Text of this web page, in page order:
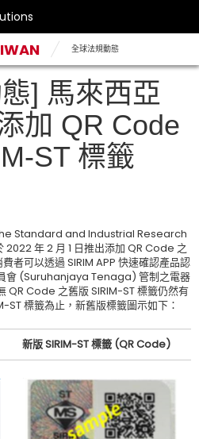
全球法規動態
] 馬來西亞
加 QR Code
ST 標籤
Standard and Industrial Research
年 2 月 1 日推出添加 QR Code 之
者可以透過 SIRIM APP 快速確認產品認
會 (Suruhanjaya Tenaga) 管制之電器
QR Code 之舊版 SIRIM-ST 標籤仍然有
ST 標籤為止，新舊版標籤圖示如下：
新版 SIRIM-ST 標籤 (QR Code)